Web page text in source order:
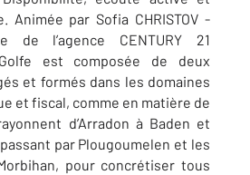
Animée par Sofia CHRISTOV -
de l’agence CENTURY 21
est composée de deux
et formés dans les domaines
et fiscal, comme en matière de
d’Arradon à Baden et
par Plougoumelen et les
pour concrétiser tous